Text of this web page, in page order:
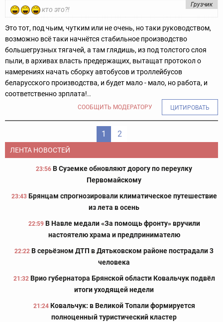
Грузчик
кто это?!
Это тот, под чьим, чутким или не очень, но таки руководством,
возможно всё таки начнётся стабильное производство
большегрузных тягачей, а там глядишь, из под толстого слоя
пыли, в архивах власть предержащих, вытащат протокол о
намерениях начать сборку автобусов и троллейбусов
беларусского производства, и будет мало - мало, но работа, и
соответственно зрплата!..
СООБЩИТЬ МОДЕРАТОРУ ЦИТИРОВАТЬ
1 2
ЛЕНТА НОВОСТЕЙ
23:56 В Суземке обновляют дорогу по переулку
Первомайскому
23:43 Брянцам спрогнозировали климатическое путешествие
из лета в осень
22:59 В Навле медали «За помощь фронту» вручили
настоятелю храма и предпринимателю
22:22 В серьёзном ДТП в Дятьковском районе пострадали 3
человека
21:32 Врио губернатора Брянской области Ковальчук подвёл
итоги уходящей недели
21:24 Ковальчук: в Великой Топали формируется
полноценный туристический кластер